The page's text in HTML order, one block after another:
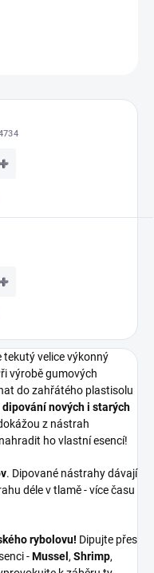
+
+
tekutý velice výkonný
výrobě gumových
do zahřátého plastisolu
dipování nových i starých
z nástrah
ho vlastní esencí!
. Dipované nástrahy dávají
déle v tlamě - více času
rybolovu! Dipujte přes
-Mussel , Shrimp,